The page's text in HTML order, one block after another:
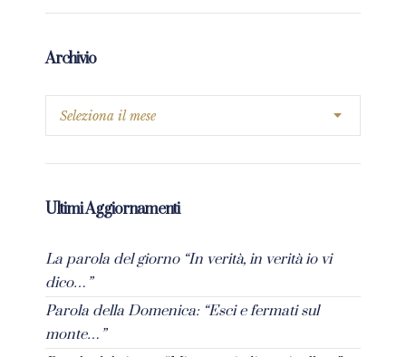
Archivio
Ultimi Aggiornamenti
La parola del giorno “In verità, in verità io vi
dico…”
Parola della Domenica: “Esci e fermati sul
monte…”